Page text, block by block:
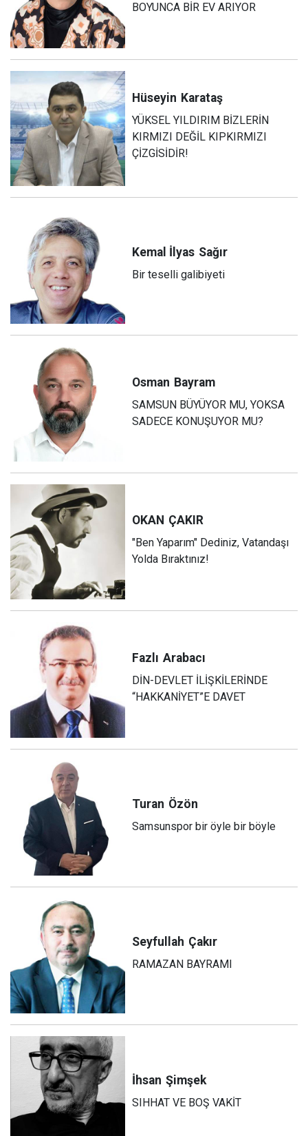
BOYUNCA BİR EV ARIYOR
Hüseyin Karataş
YÜKSEL YILDIRIM BİZLERİN
KIRMIZI DEĞİL KIPKIRMIZI
ÇİZGİSİDİR!
Kemal İlyas Sağır
Bir teselli galibiyeti
Osman Bayram
SAMSUN BÜYÜYOR MU, YOKSA
SADECE KONUŞUYOR MU?
OKAN ÇAKIR
"Ben Yaparım" Dediniz, Vatandaşı
Yolda Bıraktınız!
Fazlı Arabacı
DİN-DEVLET İLİŞKİLERİNDE
“HAKKANİYET”E DAVET
Turan Özön
Samsunspor bir öyle bir böyle
Seyfullah Çakır
RAMAZAN BAYRAMI
İhsan Şimşek
SIHHAT VE BOŞ VAKİT